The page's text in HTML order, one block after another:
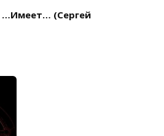
…Имеет… (Сергей